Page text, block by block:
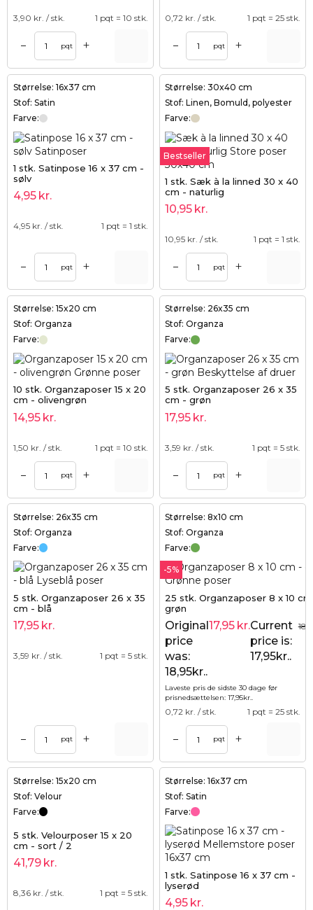
3,90 kr. / stk. 1 pqt = 10 stk.
– pqt +
0,72 kr. / stk. 1 pqt = 25 stk.
– pqt +
Størrelse: 16x37 cm
Stof: Satin
Farve:
1 stk. Satinpose 16 x 37 cm -
sølv
4,95 kr.
4,95 kr. / stk. 1 pqt = 1 stk.
– pqt +
Størrelse: 30x40 cm
Stof: Linen, Bomuld, polyester
Farve:
Bestseller
1 stk. Sæk à la linned 30 x 40
cm - naturlig
10,95 kr.
10,95 kr. / stk. 1 pqt = 1 stk.
– pqt +
Størrelse: 15x20 cm
Stof: Organza
Farve:
10 stk. Organzaposer 15 x 20
cm - olivengrøn
14,95 kr.
1,50 kr. / stk. 1 pqt = 10 stk.
– pqt +
Størrelse: 26x35 cm
Stof: Organza
Farve:
5 stk. Organzaposer 26 x 35
cm - grøn
17,95 kr.
3,59 kr. / stk. 1 pqt = 5 stk.
– pqt +
Størrelse: 26x35 cm
Stof: Organza
Farve:
5 stk. Organzaposer 26 x 35
cm - blå
17,95 kr.
3,59 kr. / stk. 1 pqt = 5 stk.
– pqt +
Størrelse: 8x10 cm
Stof: Organza
Farve:
-5%
25 stk. Organzaposer 8 x 10
grøn
Original
price
was:
18,95kr..
17,95 kr.Current
price is:
17,95kr..
Laveste pris de sidste 30 dage før
prisnedsættelsen:17,95kr..
0,72 kr. / stk. 1 pqt = 25 stk.
– pqt +
Størrelse: 15x20 cm
Stof: Velour
Farve:
5 stk. Velourposer 15 x 20
cm - sort / 2
41,79 kr.
8,36 kr. / stk. 1 pqt = 5 stk.
Størrelse: 16x37 cm
Stof: Satin
Farve:
1 stk. Satinpose 16 x 37 cm -
lyserød
4,95 kr.